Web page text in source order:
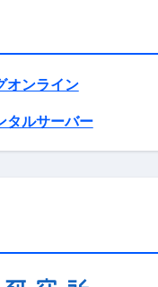
オンライン
タルサーバー